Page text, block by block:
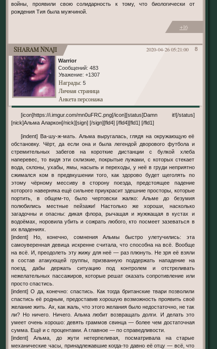
войны, проявили свою солидарность к тому, что биологически от
рождения Тия была мужчиной.
+16
8
2020-04-26 05:21:00
Sharam Nnaji
Warrior
Сообщений: 483
Уважение: +1307
Награды: 5
Личная страница
Анкета персонажа
[icon]https://i.imgur.com/mn0uFRC.png[/icon][status]Damn it![/status]
[nick]Альма Аларкон[/nick][sign] [/sign][fld4] [/fld4][fld1] [/fld1]
[indent] Ва-шу-ж-мать. Альма выругалась, глядя на окружающую её
обстановку. Чёрт, да если она и была легендой дворового футбола и
стремительных забегов на короткие дистанции с булкой хлеба
наперевес, то видя эти склизкие, покрытые лужами, с которых стекает
вода, склоны, ухабы, ямы, насыпь и переходы, у неё в груди неприятно
сжимался ком в предвкушении того, как здорово будет щеголять по
этому чёрному мессиву в сторону поезда, предстоящее падение
которого наверняка ещё сильнее приукрасит здешние просторы, которые
портить, в общем-то, было чертовски жалко: Альме до безумия
полюбились местные пейзажи! Настолько же хороши, насколько
загадочны и опасны: дикая флора, рычащая и жужжащая в кустах и
водоёмах, норовила убить и сожрать любого, кто посмеет зазеваться в
их владениях.
[indent] Но, конечно, сомнения Альмы быстро улетучились: эта
самоуверенная девица искренне считала, что способна на всё. Вообще
на всё. И, преодолеть эту жижу для неё — раз плюнуть. Не зря её взяли
в состав атакующей группы, призванную поддержать нападение на
поезд, дабы держать ситуацию под контролем и отстреливать
нежелательных пассажиров, которые решат оказать сопротивление или
просто спастись.
[indent] О да, конечно: спастись. Как тогда британские твари позволили
спастись её родным, предоставив хорошую возможность проявить своё
желание жить. Ах, как жаль, что этого желания было недостаточно, не так
ли? Но ничего. Ничего. Альма любит возвращать долги. И делать это
умеет очень хорошо: девять граммов свинца — более чем достаточная
сумма. Ещё и с процентами. А главное — по справедливости.
[indent] Альма, до жути нетерпеливая, посматривала на старые
механические часы, принадлежавшие когда-то давно её отцу — всё, что